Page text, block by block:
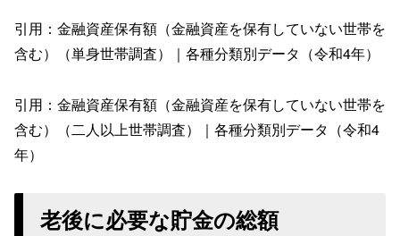
引用：金融資産保有額（金融資産を保有していない世帯を
含む）（単身世帯調査）｜各種分類別データ（令和4年）
引用：金融資産保有額（金融資産を保有していない世帯を
含む）（二人以上世帯調査）｜各種分類別データ（令和4
年）
老後に必要な貯金の総額